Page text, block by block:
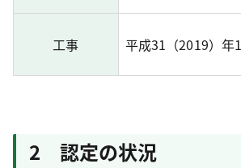
工事 平成31（2019）年
2 認定の状況